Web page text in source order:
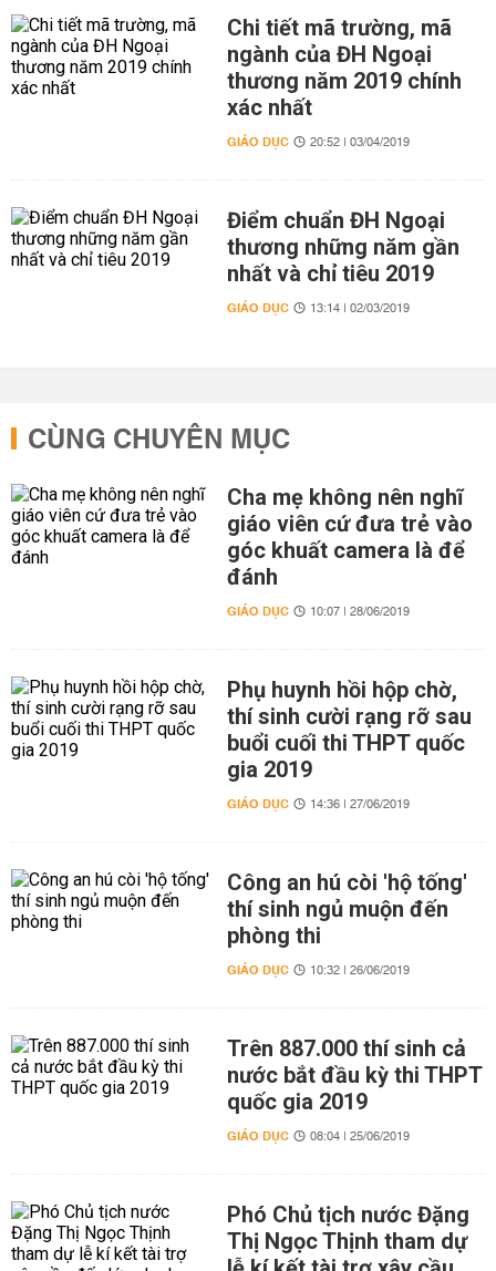
Chi tiết mã trường, mã
ngành của ĐH Ngoại
thương năm 2019 chính
xác nhất
GIÁO DỤC 20:52 | 03/04/2019
Điểm chuẩn ĐH Ngoại
thương những năm gần
nhất và chỉ tiêu 2019
GIÁO DỤC 13:14 | 02/03/2019
CÙNG CHUYÊN MỤC
Cha mẹ không nên nghĩ
giáo viên cứ đưa trẻ vào
góc khuất camera là để
đánh
GIÁO DỤC 10:07 | 28/06/2019
Phụ huynh hồi hộp chờ,
thí sinh cười rạng rỡ sau
buổi cuối thi THPT quốc
gia 2019
GIÁO DỤC 14:36 | 27/06/2019
Công an hú còi 'hộ tống'
thí sinh ngủ muộn đến
phòng thi
GIÁO DỤC 10:32 | 26/06/2019
Trên 887.000 thí sinh cả
nước bắt đầu kỳ thi THPT
quốc gia 2019
GIÁO DỤC 08:04 | 25/06/2019
Phó Chủ tịch nước Đặng
Thị Ngọc Thịnh tham dự